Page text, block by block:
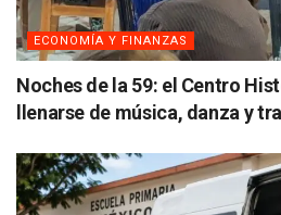
ECONOMÍA Y FINANZAS
Noches de la 59: el Centro
llenarse de música, danza y